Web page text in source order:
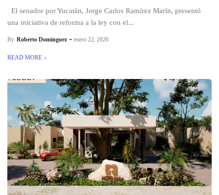
El senador por Yucatán, Jorge Carlos Ramírez Marín, presentó
una iniciativa de reforma a la ley con el...
By Roberto Dominguez enero 22, 2026
READ MORE